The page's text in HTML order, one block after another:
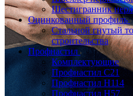
Шестигранник
Оцинкованный профиль
Стальной гнутый
строительства
Профнастил
Комплектующие
Профнастил C21
Профнастил Н114
Профнастил Н57